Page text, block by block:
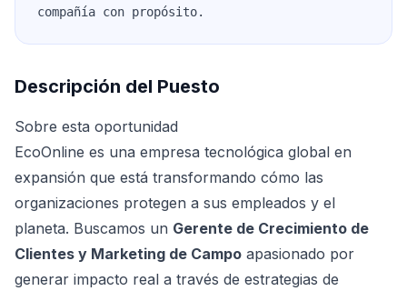
compañía con propósito.
Descripción del Puesto
Sobre esta oportunidad
EcoOnline es una empresa tecnológica global en
expansión que está transformando cómo las
organizaciones protegen a sus empleados y el
planeta. Buscamos un Gerente de Crecimiento de
Clientes y Marketing de Campo apasionado por
generar impacto real a través de estrategias de